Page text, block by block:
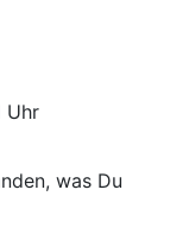
Uhr
was Du